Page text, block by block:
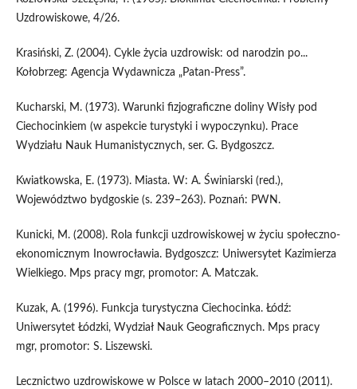
Uzdrowiskowe, 4/26.
Krasiński, Z. (2004). Cykle życia uzdrowisk: od narodzin po...
Kołobrzeg: Agencja Wydawnicza „Patan-Press”.
Kucharski, M. (1973). Warunki fizjograficzne doliny Wisły pod
Ciechocinkiem (w aspekcie turystyki i wypoczynku). Prace
Wydziału Nauk Humanistycznych, ser. G. Bydgoszcz.
Kwiatkowska, E. (1973). Miasta. W: A. Świniarski (red.),
Województwo bydgoskie (s. 239–263). Poznań: PWN.
Kunicki, M. (2008). Rola funkcji uzdrowiskowej w życiu społeczno-
ekonomicznym Inowrocławia. Bydgoszcz: Uniwersytet Kazimierza
Wielkiego. Mps pracy mgr, promotor: A. Matczak.
Kuzak, A. (1996). Funkcja turystyczna Ciechocinka. Łódź:
Uniwersytet Łódzki, Wydział Nauk Geograficznych. Mps pracy
mgr, promotor: S. Liszewski.
Lecznictwo uzdrowiskowe w Polsce w latach 2000–2010 (2011).